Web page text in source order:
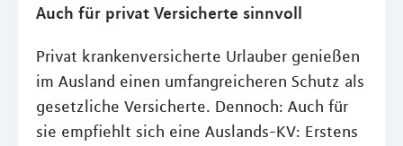
Auch für privat Versicherte sinnvoll
Privat krankenversicherte Urlauber genießen
im Ausland einen umfangreicheren Schutz als
gesetzliche Versicherte. Dennoch: Auch für
sie empfiehlt sich eine Auslands-KV: Erstens